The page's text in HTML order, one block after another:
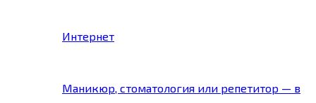
Интернет
Маникюр, стоматология или репетитор — в